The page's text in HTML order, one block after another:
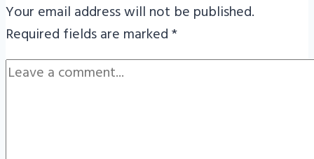
Your email address will not be published.
Required fields are marked*